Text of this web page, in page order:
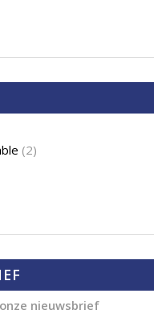
(2)
nieuwsbrief